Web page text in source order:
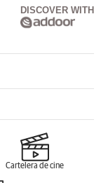
DISCOVER WITH
Cartelera de cine